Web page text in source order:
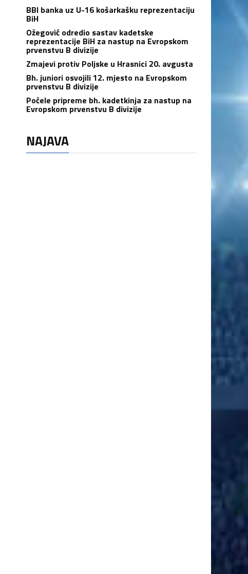
BBI banka uz U-16 košarkašku reprezentaciju
BiH
Ožegović odredio sastav kadetske
reprezentacije BiH za nastup na Evropskom
prvenstvu B divizije
Zmajevi protiv Poljske u Hrasnici 20. avgusta
Bh. juniori osvojili 12. mjesto na Evropskom
prvenstvu B divizije
Počele pripreme bh. kadetkinja za nastup na
Evropskom prvenstvu B divizije
NAJAVA